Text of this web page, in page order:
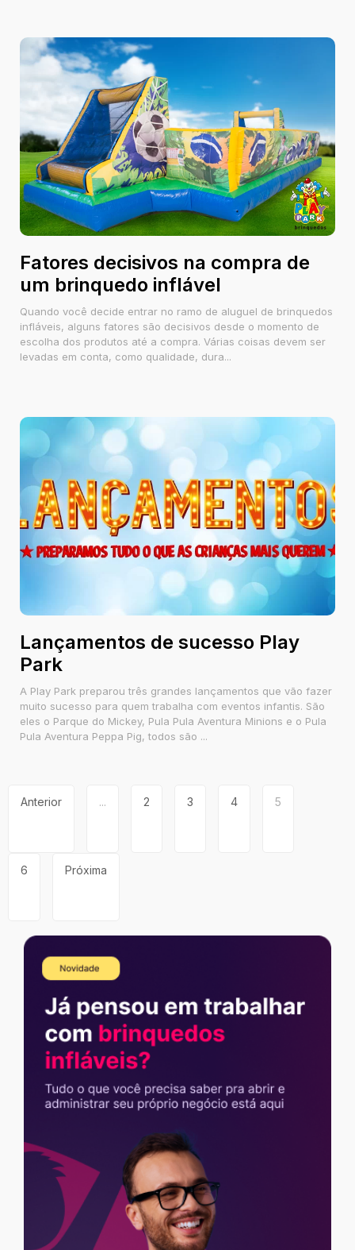
Fatores decisivos na compra de
um brinquedo inflável
Quando você decide entrar no ramo de aluguel de brinquedos
infláveis, alguns fatores são decisivos desde o momento de
escolha dos produtos até a compra. Várias coisas devem ser
levadas em conta, como qualidade, dura...
Lançamentos de sucesso Play
Park
A Play Park preparou três grandes lançamentos que vão fazer
muito sucesso para quem trabalha com eventos infantis. São
eles o Parque do Mickey, Pula Pula Aventura Minions e o Pula
Pula Aventura Peppa Pig, todos são ...
Anterior ... 2 3 4 5
6 Próxima